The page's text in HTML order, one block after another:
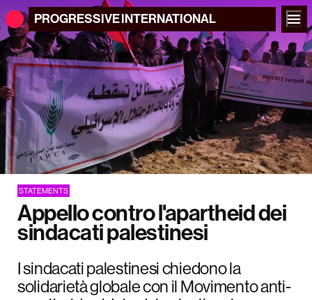
PROGRESSIVEINTERNATIONAL
STATEMENTS
Appello contro l'apartheid dei
sindacati palestinesi
I sindacati palestinesi chiedono la
solidarietà globale con il Movimento anti-